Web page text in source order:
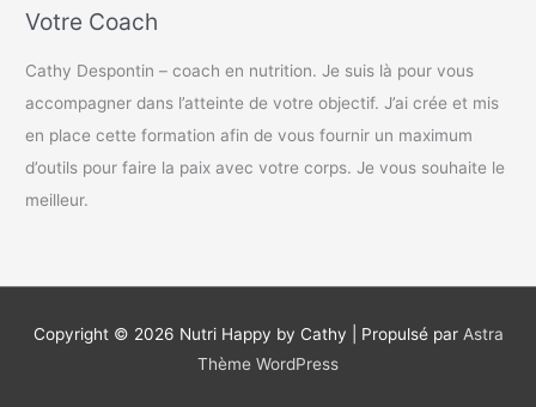
Votre Coach
Cathy Despontin – coach en nutrition. Je suis là pour vous
accompagner dans l’atteinte de votre objectif. J’ai crée et mis
en place cette formation afin de vous fournir un maximum
d’outils pour faire la paix avec votre corps. Je vous souhaite le
meilleur.
Copyright © 2026 Nutri Happy by Cathy | Propulsé par Astra
Thème WordPress